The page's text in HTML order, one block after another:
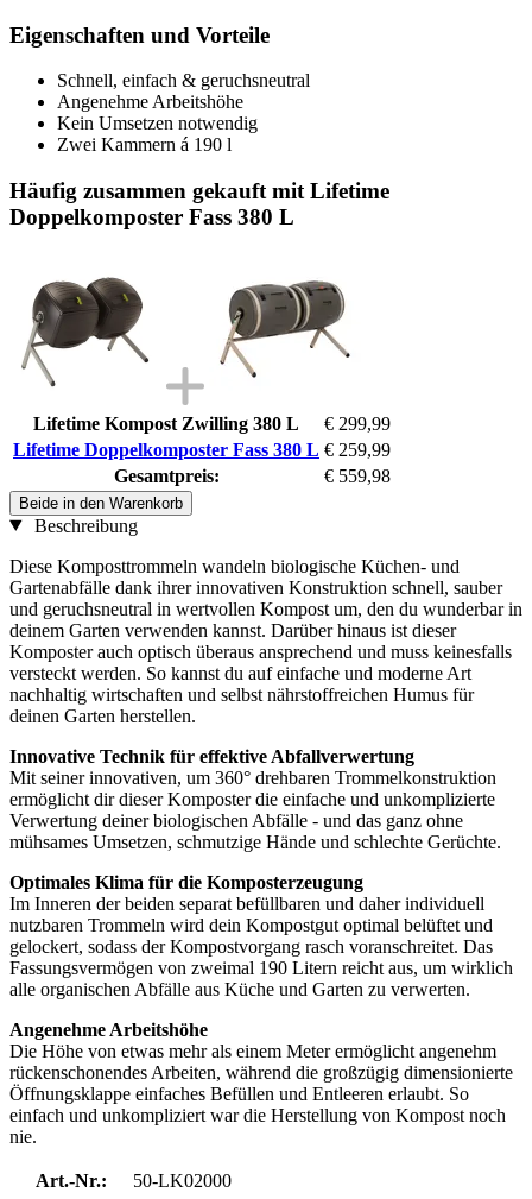
Eigenschaften und Vorteile
Schnell, einfach & geruchsneutral
Angenehme Arbeitshöhe
Kein Umsetzen notwendig
Zwei Kammern á 190 l
Häufig zusammen gekauft mit Lifetime
Doppelkomposter Fass 380 L
Lifetime Kompost Zwilling 380 L
€ 299,99
Lifetime Doppelkomposter Fass 380 L € 259,99
Gesamtpreis:
€ 559,98
Beide in den Warenkorb
Beschreibung
Diese Komposttrommeln wandeln biologische Küchen- und
Gartenabfälle dank ihrer innovativen Konstruktion schnell, sauber
und geruchsneutral in wertvollen Kompost um, den du wunderbar in
deinem Garten verwenden kannst. Darüber hinaus ist dieser
Komposter auch optisch überaus ansprechend und muss keinesfalls
versteckt werden. So kannst du auf einfache und moderne Art
nachhaltig wirtschaften und selbst nährstoffreichen Humus für
deinen Garten herstellen.
Innovative Technik für effektive Abfallverwertung
Mit seiner innovativen, um 360° drehbaren Trommelkonstruktion
ermöglicht dir dieser Komposter die einfache und unkomplizierte
Verwertung deiner biologischen Abfälle - und das ganz ohne
mühsames Umsetzen, schmutzige Hände und schlechte Gerüchte.
Optimales Klima für die Komposterzeugung
Im Inneren der beiden separat befüllbaren und daher individuell
nutzbaren Trommeln wird dein Kompostgut optimal belüftet und
gelockert, sodass der Kompostvorgang rasch voranschreitet. Das
Fassungsvermögen von zweimal 190 Litern reicht aus, um wirklich
alle organischen Abfälle aus Küche und Garten zu verwerten.
Angenehme Arbeitshöhe
Die Höhe von etwas mehr als einem Meter ermöglicht angenehm
rückenschonendes Arbeiten, während die großzügig dimensionierte
Öffnungsklappe einfaches Befüllen und Entleeren erlaubt. So
einfach und unkompliziert war die Herstellung von Kompost noch
nie.
Art.-Nr.:
50-LK02000